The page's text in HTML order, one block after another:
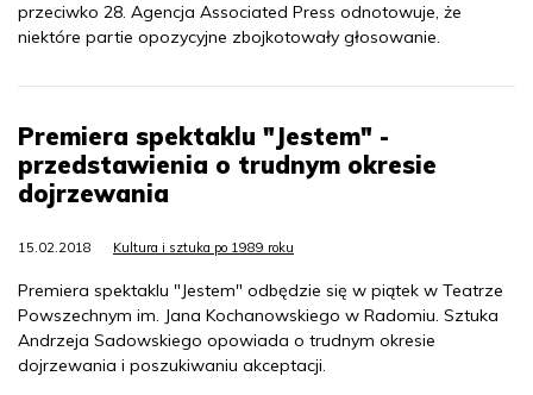
przeciwko 28. Agencja Associated Press odnotowuje, że
niektóre partie opozycyjne zbojkotowały głosowanie.
Premiera spektaklu "Jestem" -
przedstawienia o trudnym okresie
dojrzewania
15.02.2018 Kultura i sztuka po 1989 roku
Premiera spektaklu "Jestem" odbędzie się w piątek w Teatrze
Powszechnym im. Jana Kochanowskiego w Radomiu. Sztuka
Andrzeja Sadowskiego opowiada o trudnym okresie
dojrzewania i poszukiwaniu akceptacji.